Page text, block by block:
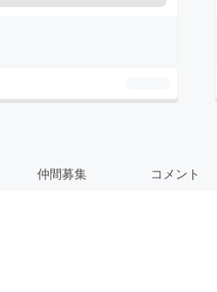
仲間募集 コメント